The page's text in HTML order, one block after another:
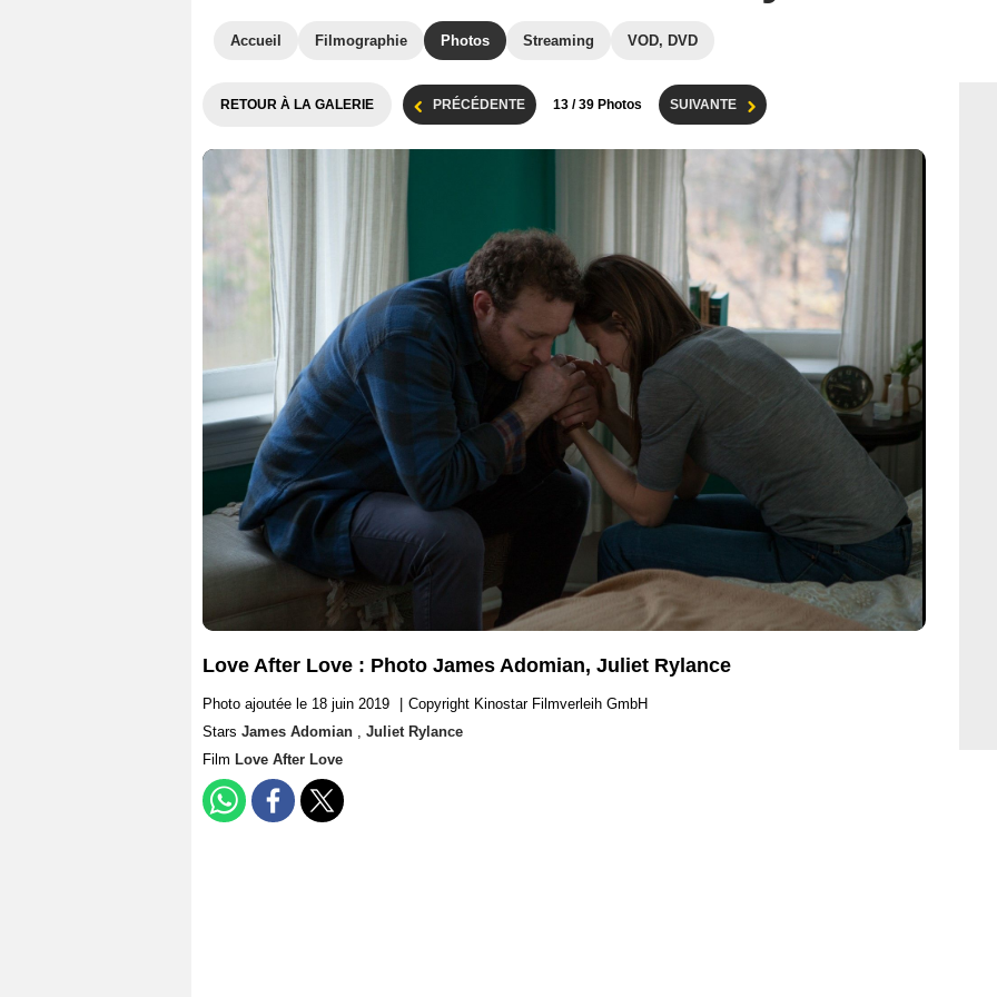
Accueil Filmographie Photos Streaming VOD, DVD
RETOUR À LA GALERIE PRÉCÉDENTE 13 / 39 Photos SUIVANTE
Love After Love : Photo James Adomian, Juliet Rylance
Photo ajoutée le 18 juin 2019
Copyright Kinostar Filmverleih GmbH
Stars James Adomian , Juliet Rylance
Film Love After Love